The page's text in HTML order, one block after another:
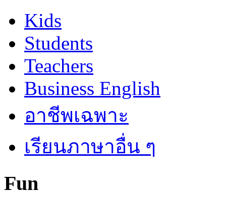
Kids
Students
Teachers
Business English
อาชีพเฉพาะ
เรียนภาษาอื่น ๆ
Fun